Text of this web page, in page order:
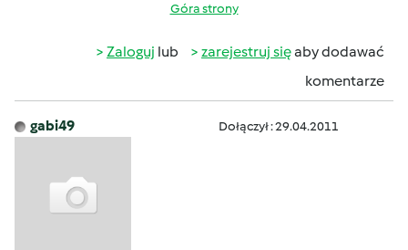
Góra strony
Zaloguj lub zarejestruj sięaby dodawać
komentarze
gabi49 Dołączył : 29.04.2011